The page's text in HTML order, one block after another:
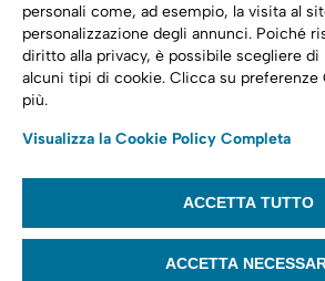
Trasformazione digitale
Energia
Telecomunicazioni
Automotive
Seguici
© 2022,Tinexta Infocert S.p.A.– P.IVA
22.117.536 – REA RM 1064345 – Sede legale:
personali come, ad esempio, la visita al
personalizzazione degli annunci. Poiché
diritto alla privacy, è possibile scegliere
alcuni tipi di cookie. Clicca su preferenze
più.
Visualizza la Cookie Policy Completa
ACCETTA TUTTO
ACCETTA